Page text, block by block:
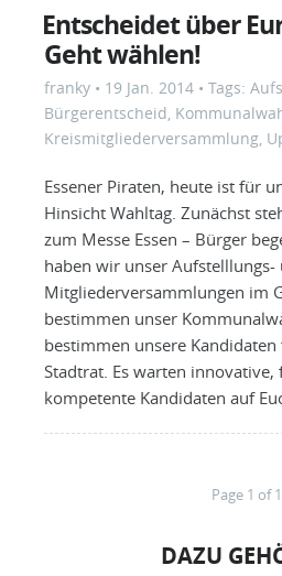
Entscheidet über
Geht wählen!
franky • 19 Jan. 2014 • Tags:
Bürgerentscheid,
Kreismitgliederversammlung,
Essener Piraten, heute ist für
Hinsicht Wahltag. Zunächst
zum Messe Essen – Bürger
haben wir unser Aufstelllungs-
Mitgliederversammlungen im
bestimmen unser
bestimmen unsere Kandidaten
Stadtrat. Es warten innovative,
kompetente Kandidaten auf
Page 1 of 1
DAZU